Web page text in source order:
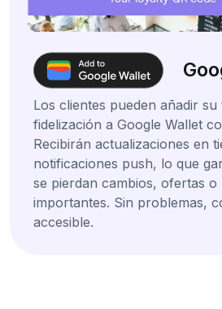
Los clientes pueden añadir su
fidelización a Google Wallet
Recibirán actualizaciones en
notificaciones push, lo que
se pierdan cambios, ofertas o
importantes. Sin problemas,
accesible.